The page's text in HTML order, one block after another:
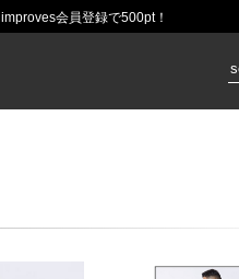
improves会員登録で500pt！